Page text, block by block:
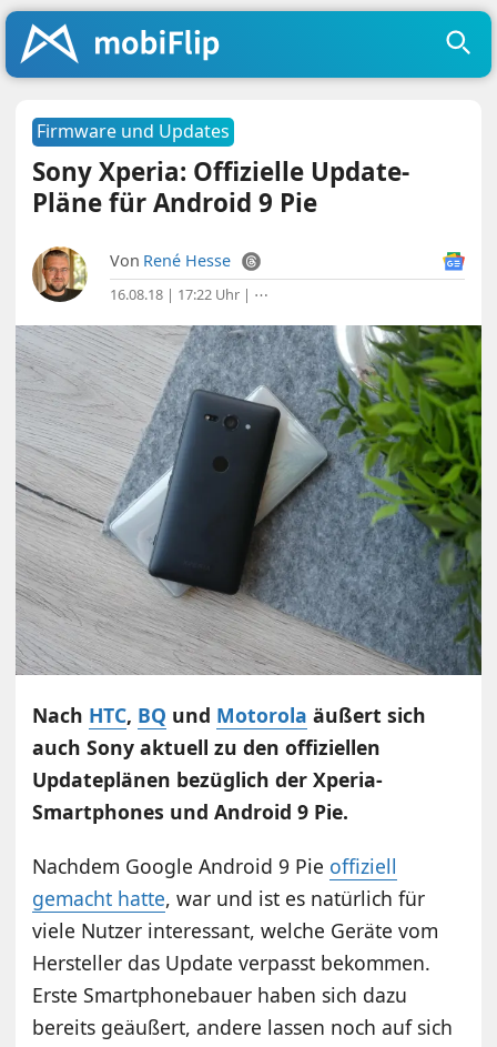
Firmware und Updates
Sony Xperia: Offizielle Update-
Pläne für Android 9 Pie
Von René Hesse
16.08.18 | 17:22 Uhr | ⋯
Nach HTC, BQ und Motorola äußert sich
auch Sony aktuell zu den offiziellen
Updateplänen bezüglich der Xperia-
Smartphones und Android 9 Pie.
Nachdem Google Android 9 Pie offiziell
gemacht hatte, war und ist es natürlich für
viele Nutzer interessant, welche Geräte vom
Hersteller das Update verpasst bekommen.
Erste Smartphonebauer haben sich dazu
bereits geäußert, andere lassen noch auf sich